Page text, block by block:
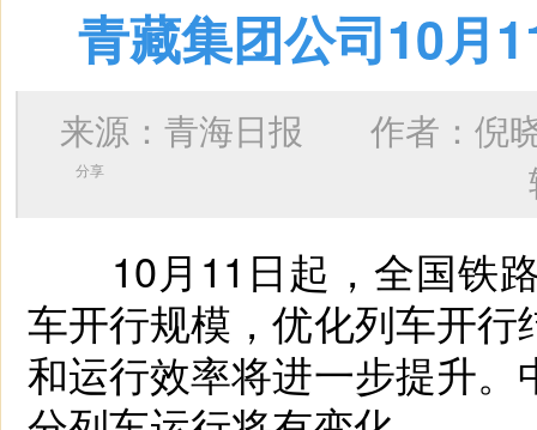
青藏集团公司10月
来源：青海日报 作者：倪
分享
10月11日起，全国铁路
车开行规模，优化列车开
和运行效率将进一步提升